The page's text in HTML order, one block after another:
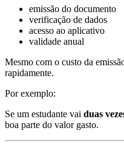
emissão do documento
verificação de dados
acesso ao aplicativo
validade anual
Mesmo com o custo da
rapidamente.
Por exemplo:
Se um estudante vai duas
boa parte do valor gasto.